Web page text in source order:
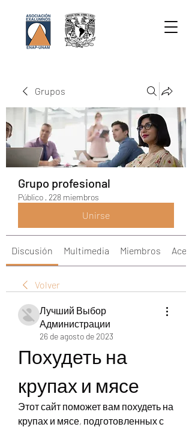
Grupos
Grupo profesional
Público · 228 miembros
Unirse
Discusión Multimedia Miembros
Volver
Лучший Выбор
Администрации
26 de agosto de 2023
Похудеть на
крупах и мясе
Этот сайт поможет вам похудеть на
крупах и мясе, подготовленных с